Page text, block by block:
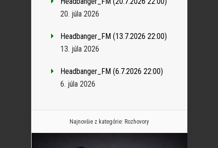
20. júla 2026
Headbanger_FM (13.7.2026 22:00)
13. júla 2026
Headbanger_FM (6.7.2026 22:00)
6. júla 2026
Najnovšie z kategórie: Rozhovory